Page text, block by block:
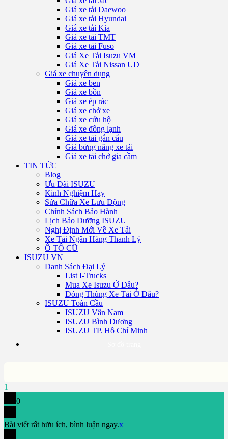
Giá xe tải Daewoo
Giá xe tải Hyundai
Giá xe tải Kia
Giá xe tải TMT
Giá xe tải Fuso
Giá Xe Tải Isuzu VM
Giá Xe Tải Nissan UD
Giá xe chuyên dụng
Giá xe ben
Giá xe bồn
Giá xe ép rác
Giá xe chở xe
Giá xe cứu hộ
Giá xe đông lạnh
Giá xe tải gắn cẩu
Giá bửng nâng xe tải
Giá xe tải chở gia cầm
TIN TỨC
Blog
Ưu Đãi ISUZU
Kinh Nghiệm Hay
Sửa Chữa Xe Lưu Động
Chính Sách Bảo Hành
Lịch Bảo Dưỡng ISUZU
Nghị Định Mới Về Xe Tải
Xe Tải Ngân Hàng Thanh Lý
Ô TÔ CŨ
ISUZU VN
Danh Sách Đại Lý
List I-Trucks
Mua Xe Isuzu Ở Đâu?
Đóng Thùng Xe Tải Ở Đâu?
ISUZU Toàn Cầu
ISUZU Vân Nam
ISUZU Bình Dương
ISUZU TP. Hồ Chí Minh
1
0
Bài viết rất hữu ích, bình luận ngay.x